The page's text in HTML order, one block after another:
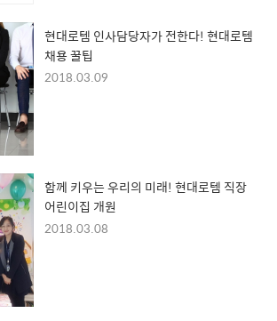
현대로템 인사담당자가 전한다! 현대로템
채용 꿀팁
2018.03.09
함께 키우는 우리의 미래! 현대로템 직장
어린이집 개원
2018.03.08